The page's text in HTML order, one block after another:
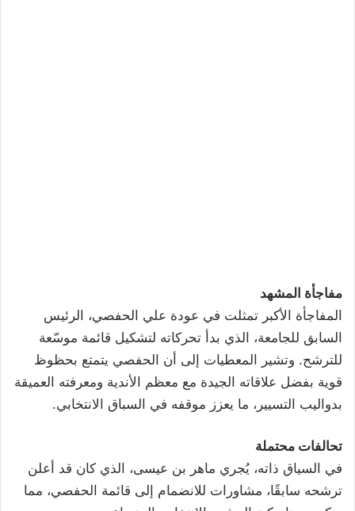
مفاجأة المشهد
المفاجأة الأكبر تمثلت في عودة علي الحفصي، الرئيس
السابق للجامعة، الذي بدأ تحركاته لتشكيل قائمة موسّعة
للترشح. وتشير المعطيات إلى أن الحفصي يتمتع بحظوظ
قوية بفضل علاقاته الجيدة مع معظم الأندية ومعرفته العميقة
بدواليب التسيير، ما يعزز موقفه في السباق الانتخابي.
تحالفات محتملة
في السياق ذاته، يُجري ماهر بن عيسى، الذي كان قد أعلن
ترشحه سابقًا، مشاورات للانضمام إلى قائمة الحفصي، مما